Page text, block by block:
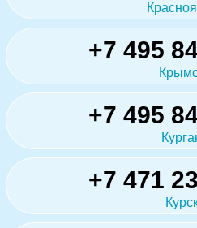
+7 495
+7 495
+7 471